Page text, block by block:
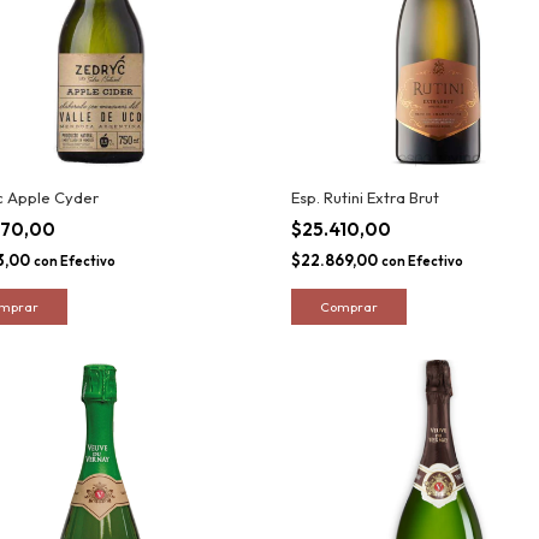
Apple Cyder
con Efectivo
Esp. Rutini Extra Brut
$25.410,00
$22.869,00 con Efectivo